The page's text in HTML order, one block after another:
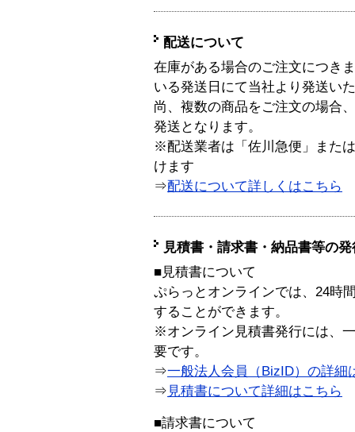
配送について
在庫がある場合のご注文につき
いる発送日にて当社より発送い
尚、複数の商品をご注文の場合
発送となります。
※配送業者は「佐川急便」また
けます
⇒配送について詳しくはこちら
見積書・請求書・納品書等の
■見積書について
ぷらっとオンラインでは、24時
することができます。
※オンライン見積書発行には、
要です。
⇒一般法人会員（BizID）の詳細
⇒ 見積書について詳細はこちら
■請求書について